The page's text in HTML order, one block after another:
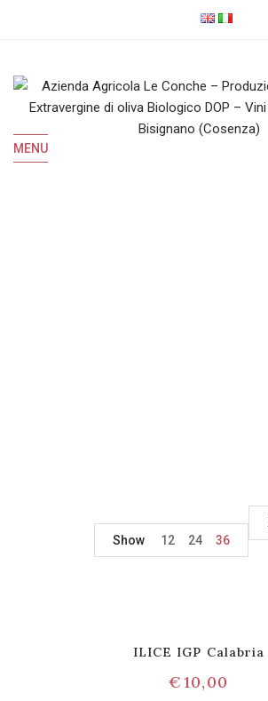
MENU
Show
12 24 36
ILICE IGP Calabria
€10,00